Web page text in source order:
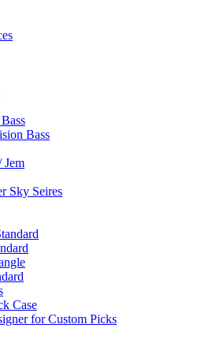
Bass
Jem
Sky Seires
Case
for Custom Picks